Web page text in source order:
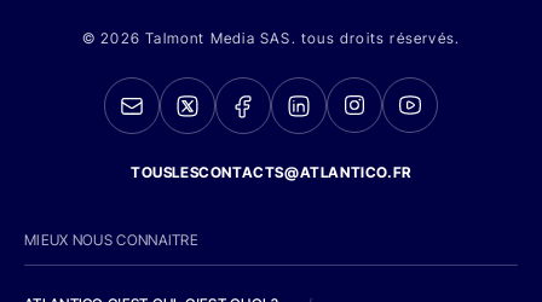
© 2026 Talmont Media SAS. tous droits réservés.
TOUSLESCONTACTS@ATLANTICO.FR
MIEUX NOUS CONNAITRE